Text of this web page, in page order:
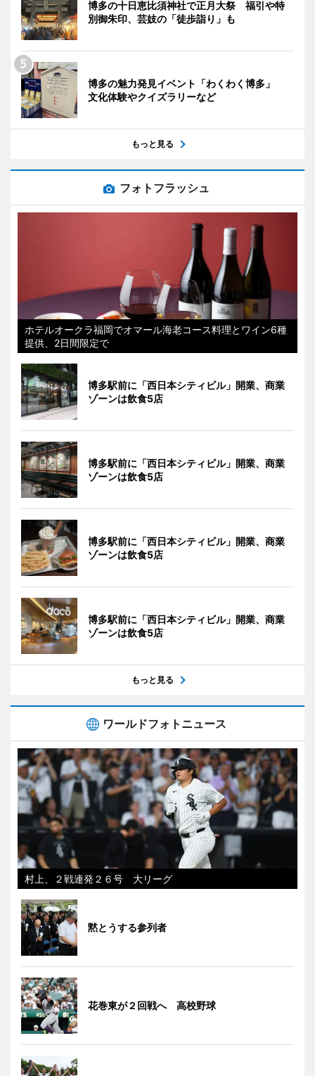
博多の十日恵比須神社で正月大祭 福引や特
別御朱印、芸妓の「徒歩詣り」も
博多の魅力発見イベント「わくわく博多」
文化体験やクイズラリーなど
もっと見る
フォトフラッシュ
ホテルオークラ福岡でオマール海老コース料理とワイン6種
提供、2日間限定で
博多駅前に「西日本シティビル」開業、商業
ゾーンは飲食5店
博多駅前に「西日本シティビル」開業、商業
ゾーンは飲食5店
博多駅前に「西日本シティビル」開業、商業
ゾーンは飲食5店
博多駅前に「西日本シティビル」開業、商業
ゾーンは飲食5店
もっと見る
ワールドフォトニュース
村上、２戦連発２６号 大リーグ
黙とうする参列者
花巻東が２回戦へ 高校野球